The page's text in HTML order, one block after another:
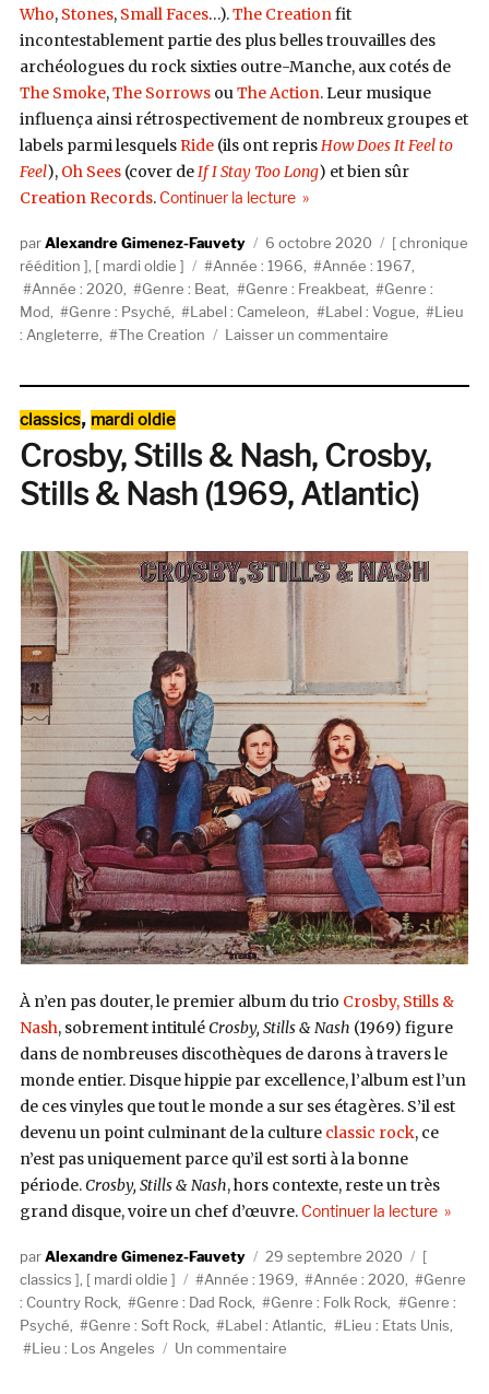
Who, Stones, Small Faces…).The Creation fit
incontestablement partie des plus belles trouvailles des
archéologues du rock sixties outre-Manche, aux cotés de
The Smoke,The Sorrowsou The Action. Leur musique
influença ainsi rétrospectivement de nombreux groupes et
labels parmi lesquels Ride(ils ont repris How Does It Feel to
Feel), Oh Sees(cover de If I Stay Too Long) et bien sûr
Creation Records. Continuer la lecturede « The Creation, les EP
AuteurAlexandre Gimenez-Fauvety
Publié
le
6 octobre 2020 Catégories
chronique
réédition
mardi oldie Étiquettes
Année : 1966 Année : 1967
Année : 2020
Genre : Beat Genre : Freakbeat,
Genre :
Mod
Genre : Psyché Label : Cameleon Label : Vogue
Lieu
: Angleterre
The Creation Laisser un commentaire
français
(Cameleon
Records)
Catégories
classics, mardi oldie
Crosby, Stills & Nash, Crosby,
Stills & Nash (1969, Atlantic)
À n’en pas douter, le premier album du trio Crosby, Stills &
Nash, sobrement intituléCrosby, Stills & Nash (1969) figure
dans de nombreuses discothèques de darons à travers le
monde entier. Disque hippie par excellence, l’album est l’un
de ces vinyles que tout le monde a sur ses étagères. S’il est
devenu un point culminant de la culture classic rock, ce
n’est pas uniquement parce qu’il est sorti à la bonne
période.Crosby, Stills & Nash, hors contexte, reste un très
grand disque, voire un chef d’œuvre. Continuer la lecturede «
AuteurAlexandre Gimenez-Fauvety
Publié
le
29 septembre 2020
classics
mardi oldie Étiquettes
Année : 1969 Année : 2020
Genre
: Country Rock, Genre : Dad Rock Genre : Folk Rock
Genre :
Psyché
Genre : Soft Rock Label : Atlantic Lieu : Etats Unis
Lieu : Los Angeles
Un commentaire